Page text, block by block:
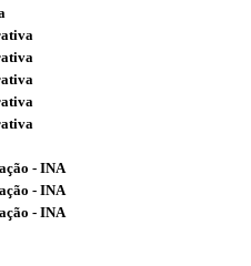
- INA
- INA
- INA